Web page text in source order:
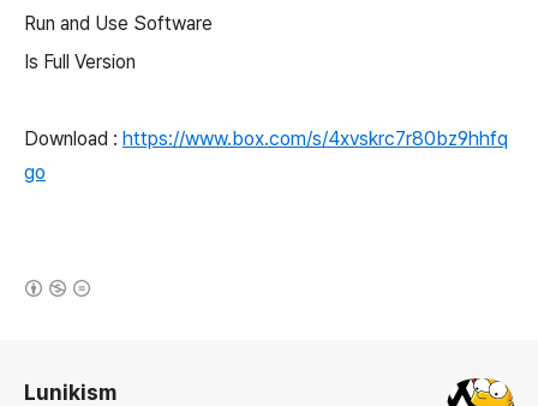
Run and Use Software
Is Full Version
Download : https://www.box.com/s/4xvskrc7r80bz9hhfq
go
Lunikism